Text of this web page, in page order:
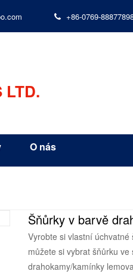
+86-0769-
LTD.
O nás
Šňůrky v barvě
Vyrobte si vlastní
můžete si vybrat šňůrku
drahokamy/kamínky